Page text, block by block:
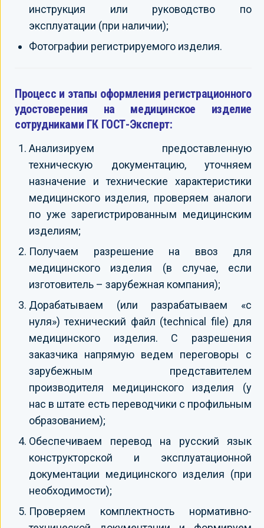
инструкция или руководство по
эксплуатации (при наличии);
Фотографии регистрируемого изделия.
Процесс и этапы оформления регистрационного
удостоверения на медицинское изделие
сотрудниками ГК ГОСТ-Эксперт:
Анализируем предоставленную
техническую документацию, уточняем
назначение и технические характеристики
медицинского изделия, проверяем аналоги
по уже зарегистрированным медицинским
изделиям;
Получаем разрешение на ввоз для
медицинского изделия (в случае, если
изготовитель – зарубежная компания);
Дорабатываем (или разрабатываем «с
нуля») технический файл (technical file) для
медицинского изделия. С разрешения
заказчика напрямую ведем переговоры с
зарубежным представителем
производителя медицинского изделия (у
нас в штате есть переводчики с профильным
образованием);
Обеспечиваем перевод на русский язык
конструкторской и эксплуатационной
документации медицинского изделия (при
необходимости);
Проверяем комплектность нормативно-